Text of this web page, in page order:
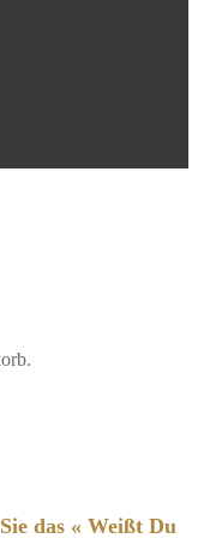
das « Weißt Du